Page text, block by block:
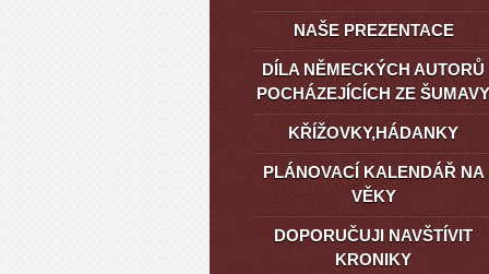
NAŠE PREZENTACE
DÍLA NĚMECKÝCH AUTORŮ
POCHÁZEJÍCÍCH ZE ŠUMAVY
KŘÍŽOVKY,HÁDANKY
PLÁNOVACÍ KALENDÁŘ NA
VĚKY
DOPORUČUJI NAVŠTÍVIT
KRONIKY